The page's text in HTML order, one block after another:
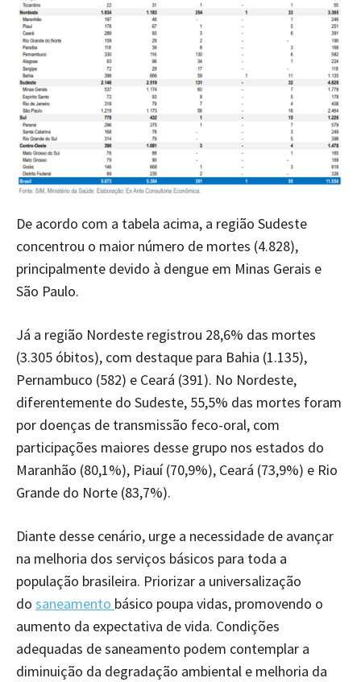
De acordo com a tabela acima, a região Sudeste
concentrou o maior número de mortes (4.828),
principalmente devido à dengue em Minas Gerais e
São Paulo.
Já a região Nordeste registrou 28,6% das mortes
(3.305 óbitos), com destaque para Bahia (1.135),
Pernambuco (582) e Ceará (391). No Nordeste,
diferentemente do Sudeste, 55,5% das mortes foram
por doenças de transmissão feco-oral, com
participações maiores desse grupo nos estados do
Maranhão (80,1%), Piauí (70,9%), Ceará (73,9%) e Rio
Grande do Norte (83,7%).
Diante desse cenário, urge a necessidade de avançar
na melhoria dos serviços básicos para toda a
população brasileira. Priorizar a universalização
do saneamento básico poupa vidas, promovendo o
aumento da expectativa de vida. Condições
adequadas de saneamento podem contemplar a
diminuição da degradação ambiental e melhoria da